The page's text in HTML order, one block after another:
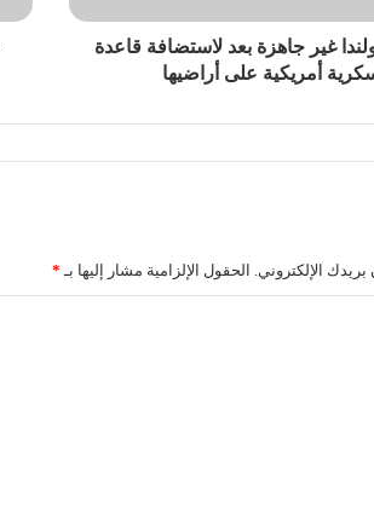
غير جاهزة بعد لاستضافة قاعدة
أمريكية على أراضيها
الإلكتروني. الحقول الإلزامية مشار إليها بـ *